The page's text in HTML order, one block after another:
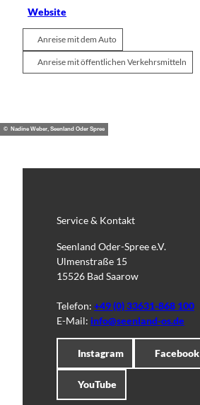
Website
Anreise mit dem Auto
Anreise mit öffentlichen Verkehrsmitteln
© Nadine Weber, Seenland Oder Spree
Service & Kontakt
Seenland Oder-Spree e.V.
Ulmenstraße 15
15526 Bad Saarow
Telefon: +49 (0) 33631-868 100
E-Mail: info@seenland-os.de
Instagram Facebook
YouTube